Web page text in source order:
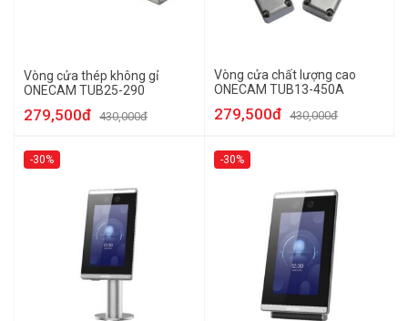
Vòng cửa thép không gỉ
ONECAM TUB25-290
279,500đ 430,000đ
Vòng cửa chất lượng cao
ONECAM TUB13-450A
279,500đ 430,000đ
-30% -30%